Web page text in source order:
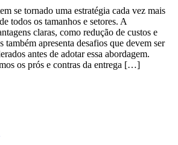
se tornado uma estratégia cada vez mais
todos os tamanhos e setores. A
claras, como redução de custos e
apresenta desafios que devem ser
antes de adotar essa abordagem.
os prós e contras da entrega […]